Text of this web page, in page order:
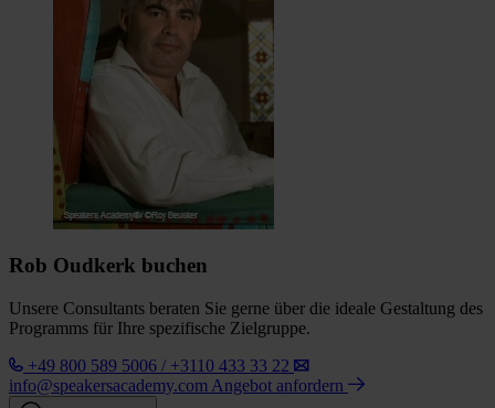
Rob Oudkerk buchen
Unsere Consultants beraten Sie gerne über die ideale Gestaltung des
Programms für Ihre spezifische Zielgruppe.
+49 800 589 5006 / +3110 433 33 22
info@speakersacademy.com Angebot anfordern